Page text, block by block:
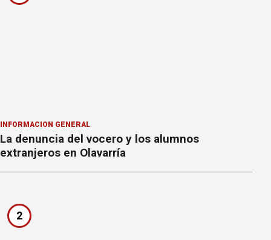
INFORMACION GENERAL
La denuncia del vocero y los alumnos
extranjeros en Olavarría
2